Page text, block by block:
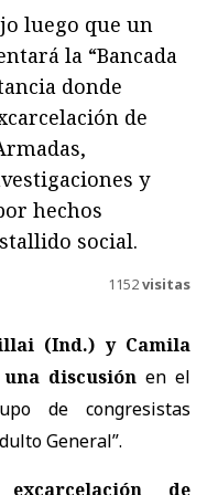
luego que un
la “Bancada
donde
de
y
hechos
social.
1152visitas
(Ind.) y Camila
discusiónen el
de congresistas
General”.
excarcelación de